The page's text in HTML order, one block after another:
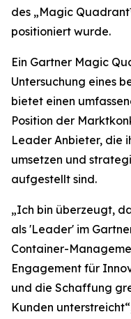
des „Magic
positioniert wurde.
Ein Gartner Magic
Untersuchung eines
bietet einen
Position der
Leader Anbieter, die
umsetzen und
aufgestellt sind.
„Ich bin überzeugt,
als 'Leader' im
Container-
Engagement für
und die Schaffung
Kunden